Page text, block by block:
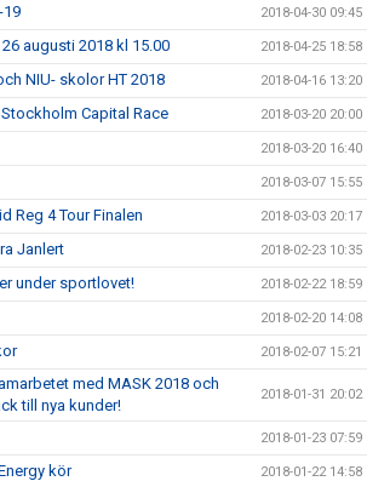
19 2018-04-30 09:45
augusti 2018 kl 15.00 2018-04-25 18:58
NIU- skolor HT 2018 2018-04-16 13:20
Capital Race 2018-03-20 20:00
2018-03-20 16:40
2018-03-07 15:55
Reg 4 Tour Finalen 2018-03-03 20:17
Janlert 2018-02-23 10:35
under sportlovet! 2018-02-22 18:59
2018-02-20 14:08
2018-02-07 15:21
med MASK 2018 och
till nya kunder!
2018-01-31 20:02
2018-01-23 07:59
kör 2018-01-22 14:58